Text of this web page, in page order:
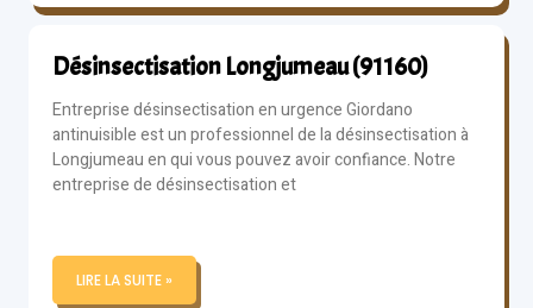
Désinsectisation Longjumeau (91160)
Entreprise désinsectisation en urgence Giordano
antinuisible est un professionnel de la désinsectisation à
Longjumeau en qui vous pouvez avoir confiance. Notre
entreprise de désinsectisation et
LIRE LA SUITE »